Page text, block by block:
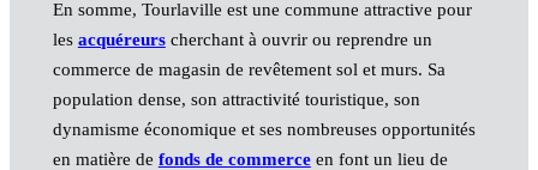
En somme, Tourlaville est une commune attractive pour
les acquéreurscherchant à ouvrir ou reprendre un
commerce de magasin de revêtement sol et murs. Sa
population dense, son attractivité touristique, son
dynamisme économique et ses nombreuses opportunités
en matière de fonds de commerceen font un lieu de